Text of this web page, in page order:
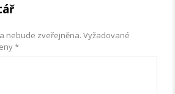
nebude zveřejněna. Vyžadované
*